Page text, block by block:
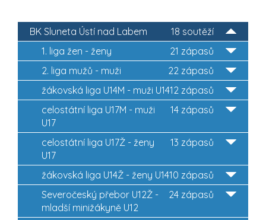
18 soutěží
BK Sluneta Ústí nad Labem
21 zápasů
1. liga žen - ženy
22 zápasů
2. liga mužů - muži
12 zápasů
žákovská liga U14M - muži U14
14 zápasů
celostátní liga U17M - muži
U17
13 zápasů
celostátní liga U17Ž - ženy
U17
10 zápasů
žákovská liga U14Ž - ženy U14
24 zápasů
Severočeský přebor U12Ž -
mladší minižákyně U12